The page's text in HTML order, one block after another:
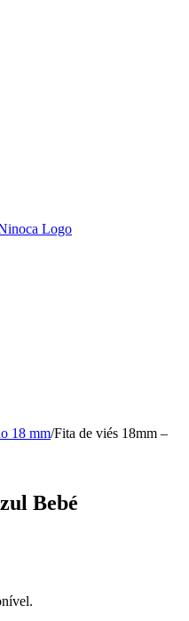
18 mm/Fita de viés 18mm –
Bebé